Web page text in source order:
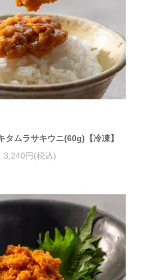
タムラサキウニ(60g)【冷凍】
3,240円(税込)